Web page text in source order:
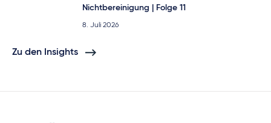
Nichtbereinigung | Folge 11
8. Juli 2026
Zu den Insights